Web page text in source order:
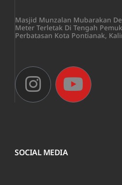
Masjid Munzalan Mubarakan
Meter Terletak Di Tengah
Perbatasan Kota Pontianak,
SOCIAL MEDIA